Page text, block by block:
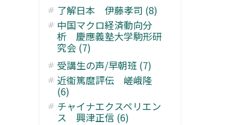
了解日本 伊藤孝司 (8)
中国マクロ経済動向分
析 慶應義塾大学駒形研
究会 (7)
受講生の声/早朝班 (7)
近衞篤麿評伝 嵯峨隆
(6)
チャイナエクスペリエン
ス 興津正信 (6)